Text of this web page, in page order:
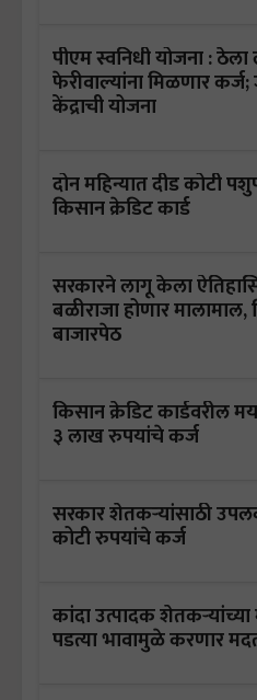
पीएम स्वनिधी योजना : ठेला लावणारे अन्
फेरीवाल्यांना मिळणार
केंद्राची योजना
दोन महिन्यात दीड कोटी
किसान क्रेडिट कार्ड
सरकारने लागू केला
बळीराजा होणार
बाजारपेठ
किसान क्रेडिट कार्डवरील मर्यादा
३ लाख रुपयांचे कर्ज
सरकार शेतकऱ्यांसाठी
कोटी रुपयांचे कर्ज
कांदा उत्पादक
पडत्या भावामुळे करणार